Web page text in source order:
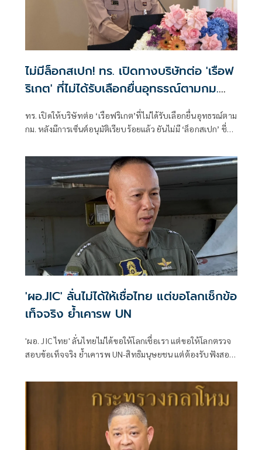
ไม่มีล็อกสเปก! ทร. เปิดทางบริษัทต่อ 'เรือฟ
ริเกต' ที่ไม่ได้รับเลือกยื่นอุทธรณ์ตามกม.
หลังเซ็นอนุมัติเรียบร้อย
ทร. เปิดให้บริษัทต่อ ‘เรือฟริเกต’ที่ไม่ได้รับเลือกยื่นอุทธรณ์ตาม
กม. หลังมีการเซ็นต์อนุมัติเรียบร้อยแล้ว ยันไม่มี ‘ล็อกสเปก’ ชี่มีผู้
‘ฟริเกต’ ลำที่ 1-2 แม้แยกพิจารณา แต่ต้องปฏิบัติการร่วมกันได้
เป็น ‘ชุดเรือปฏิบัติการ’
'ผอ.JIC' ลั่นไม่ได้ให้เชื่อไทย แต่ขอโลกเช็กข้อ
เท็จจริง ย้ำเคารพ UN
'ผอ. JIC ไทย' ลั่นไทยไม่ได้ขอให้โลกเชื่อเรา แต่ขอให้โลกตรวจ
สอบข้อเท็จจริง ย้ำเคารพ UN-สิทธิมนุษยชน แต่ต้องรับฟังสอง